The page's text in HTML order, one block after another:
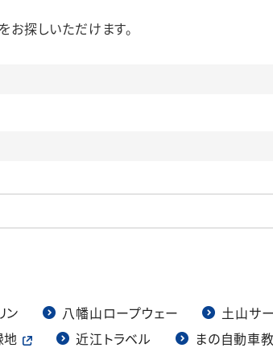
お探しいただけます。
ン 八幡山ロープウェー 土山サ
地 近江トラベル まの自動車